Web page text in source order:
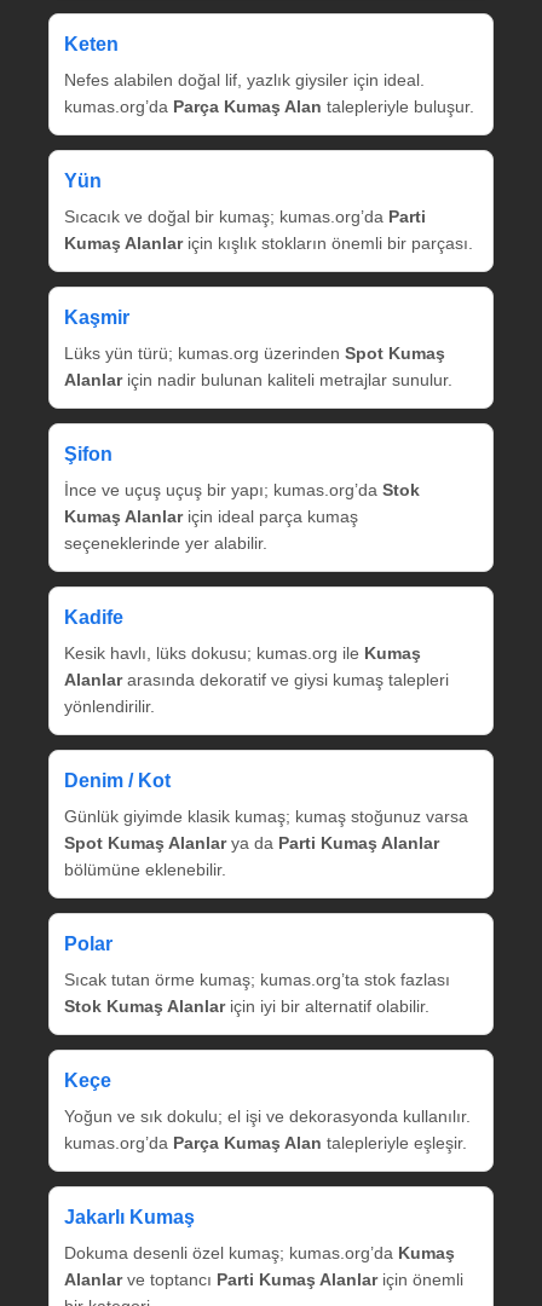
Keten
Nefes alabilen doğal lif, yazlık giysiler için ideal.
kumas.org’da Parça Kumaş Alan talepleriyle buluşur.
Yün
Sıcacık ve doğal bir kumaş; kumas.org’da Parti
Kumaş Alanlariçin kışlık stokların önemli bir parçası.
Kaşmir
Lüks yün türü; kumas.org üzerinden Spot Kumaş
Alanlariçin nadir bulunan kaliteli metrajlar sunulur.
Şifon
İnce ve uçuş uçuş bir yapı; kumas.org’da Stok
Kumaş Alanlariçin ideal parça kumaş
seçeneklerinde yer alabilir.
Kadife
Kesik havlı, lüks dokusu; kumas.org ile Kumaş
Alanlararasında dekoratif ve giysi kumaş talepleri
yönlendirilir.
Denim / Kot
Günlük giyimde klasik kumaş; kumaş stoğunuz varsa
Spot Kumaş Alanlarya da Parti Kumaş Alanlar
bölümüne eklenebilir.
Polar
Sıcak tutan örme kumaş; kumas.org’ta stok fazlası
Stok Kumaş Alanlariçin iyi bir alternatif olabilir.
Keçe
Yoğun ve sık dokulu; el işi ve dekorasyonda kullanılır.
kumas.org’da Parça Kumaş Alan talepleriyle eşleşir.
Jakarlı Kumaş
Dokuma desenli özel kumaş; kumas.org’da Kumaş
Alanlarve toptancı Parti Kumaş Alanlariçin önemli